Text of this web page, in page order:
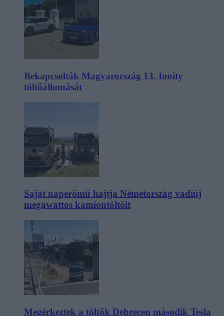
Bekapcsolták Magyarország 13. Ionity
töltőállomását
Saját naperőmű hajtja Németország vadiúj
megawattos kamiontöltőit
Megérkeztek a töltők Debrecen második Tesla